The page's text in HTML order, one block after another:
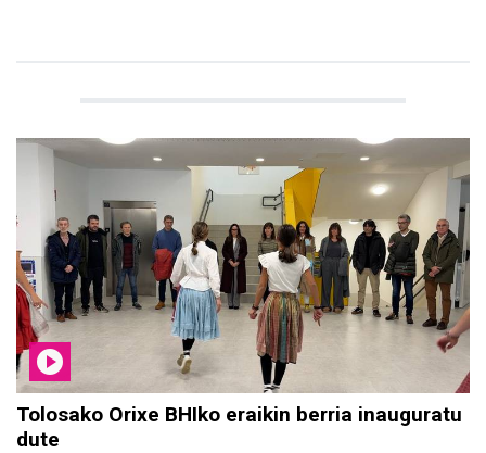
Tolosako Orixe BHIko eraikin berria inauguratu
dute